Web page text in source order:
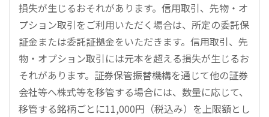
損失が生じるおそれがあります。信用取引、先物・オ
プション取引をご利用いただく場合は、所定の委託保
証金または委託証拠金をいただきます。信用取引、先
物・オプション取引には元本を超える損失が生じるお
それがあります。証券保管振替機構を通じて他の証券
会社等へ株式等を移管する場合には、数量に応じて、
移管する銘柄ごとに11,000円（税込み）を上限額とし